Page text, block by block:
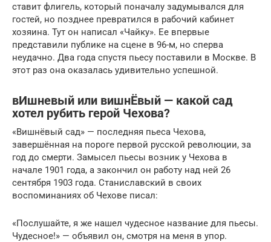
ставит флигель, который поначалу задумывался для
гостей, но позднее превратился в рабочий кабинет
хозяина. Тут он написал «Чайку». Ее впервые
представили публике на сцене в 96-м, но сперва
неудачно. Два года спустя пьесу поставили в Москве. В
этот раз она оказалась удивительно успешной.
вИшневый или вишнЁвый — какой сад
хотел рубить герой Чехова?
«Вишнёвый сад» — последняя пьеса Чехова,
завершённая на пороге первой русской революции, за
год до смерти. Замысел пьесы возник у Чехова в
начале 1901 года, а закончил он работу над ней 26
сентября 1903 года. Станиславский в своих
воспоминаниях об Чехове писал:
«Послушайте, я же нашел чудесное название для пьесы.
Чудесное!» — объявил он, смотря на меня в упор.